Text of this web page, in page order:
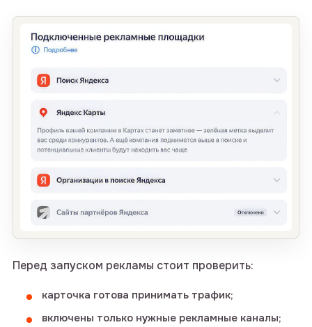
Перед запуском рекламы стоит проверить:
карточка готова принимать трафик;
включены только нужные рекламные каналы;